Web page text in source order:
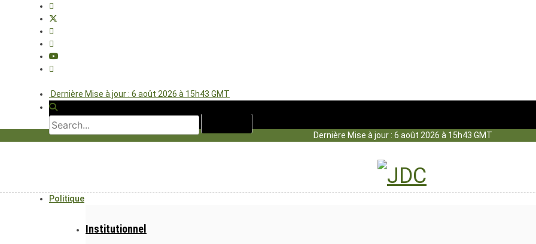
Dernière Mise à jour : 6 août 2026 à 15h43 GMT
Dernière Mise à jour : 6 août 2026 à 15h43 GMT
Politique
Institutionnel